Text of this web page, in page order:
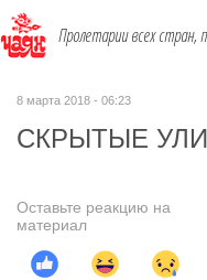
Пролетарии всех стран,
8 марта 2018 - 06:23
СКРЫТЫЕ
Оставьте реакцию на
материал